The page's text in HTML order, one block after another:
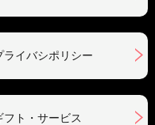
ライバシポリシー
フト・サービス